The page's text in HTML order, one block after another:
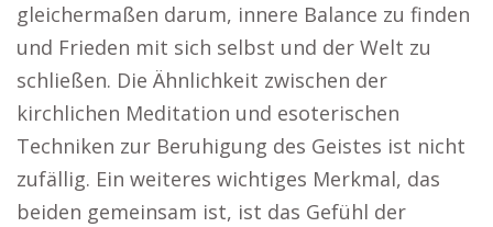
gleichermaßen darum, innere Balance zu finden
und Frieden mit sich selbst und der Welt zu
schließen. Die Ähnlichkeit zwischen der
kirchlichen Meditation und esoterischen
Techniken zur Beruhigung des Geistes ist nicht
zufällig. Ein weiteres wichtiges Merkmal, das
beiden gemeinsam ist, ist das Gefühl der